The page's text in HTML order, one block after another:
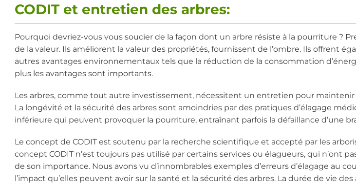
CODIT et entretien des arbres:
Pourquoi devriez-vous vous soucier de la façon dont un arbre résiste à la pourriture ?
de la valeur. Ils améliorent la valeur des propriétés, fournissent de l’ombre. Ils offrent
autres avantages environnementaux tels que la réduction de la consommation
plus les avantages sont importants.
Les arbres, comme tout autre investissement, nécessitent un entretien pour maintenir
La longévité et la sécurité des arbres sont amoindries par des pratiques d’élagage
inférieure qui peuvent provoquer la pourriture, entraînant parfois la défaillance d’une
Le concept de CODIT est soutenu par la recherche scientifique et accepté par les
concept CODIT n’est toujours pas utilisé par certains services ou élagueurs, qui n’ont
de son importance. Nous avons vu d’innombrables exemples d’erreurs d’élagage au
l’impact qu’elles peuvent avoir sur la santé et la sécurité des arbres. La durée de vie